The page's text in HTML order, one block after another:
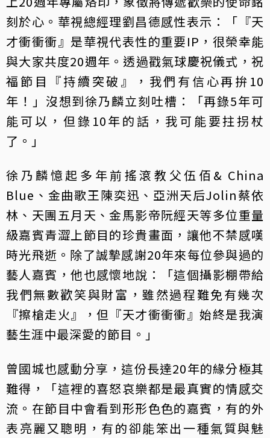
刻於心。華視總經理劉昌德感性表示：「『天
才衝衝衝』是華視代表性的重要IP，很榮幸能
與大家共度20週年。透過戳氣球慶祝儀式，祝
福節目『持續突破』，我們有信心再拚10
年！」沒想到徐乃麟立刻吐槽：「再錄5年可
能可以，但錄10年的話，我可能要拄拐杖
了。」
徐乃麟憶起多年前搖滾教父伍佰& China
Blue、金曲歌王陳奕迅、亞洲天后Jolin蔡依
林、天團五月天、金馬影帝阮經天等多位重量
級嘉賓青澀上節目的珍貴畫面，讓他不禁感嘆
時光飛逝。除了誠摯感謝20年來每位參與過的
藝人嘉賓，他也感懷地說：「這個攝影棚帶給
我們無數歡笑與財富，雖然過程難免有幾次
『擦槍走火』，但『天才衝衝衝』始終是我演
藝生涯中最深愛的節目。」
曾國城也感動分享，這份長達20年的緣分極其
難得，「這裡的喜怒哀樂都是最真實的情感交
流。在節目中會看到形形色色的嘉賓，有的外
表亮麗又聰明，有的卻能笨出一種氣質與魅